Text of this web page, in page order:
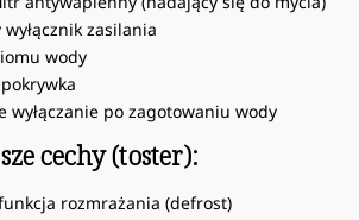
zasilania
wody
wyłączanie po zagotowaniu wody
cechy (toster):
rozmrażania (defrost)